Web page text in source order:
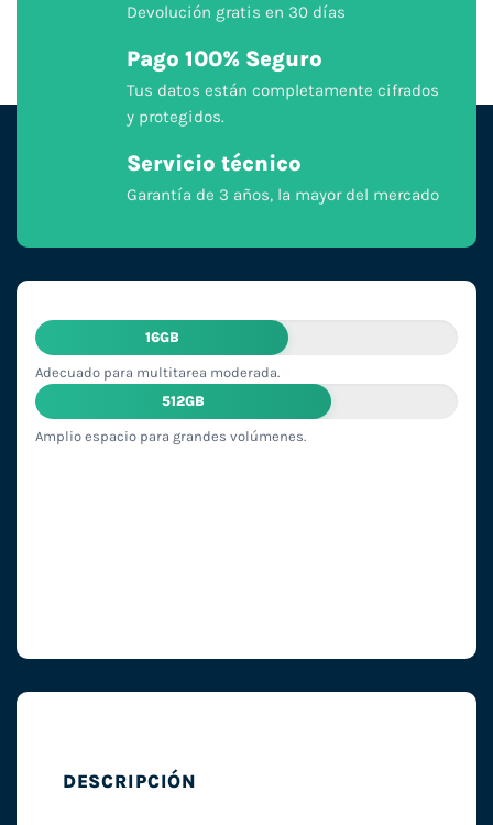
Devolución gratis en 30 días
Pago 100% Seguro
Tus datos están completamente cifrados
y protegidos.
Servicio técnico
Garantía de 3 años, la mayor del mercado
16GB
Adecuado para multitarea moderada.
512GB
Amplio espacio para grandes volúmenes.
DESCRIPCIÓN